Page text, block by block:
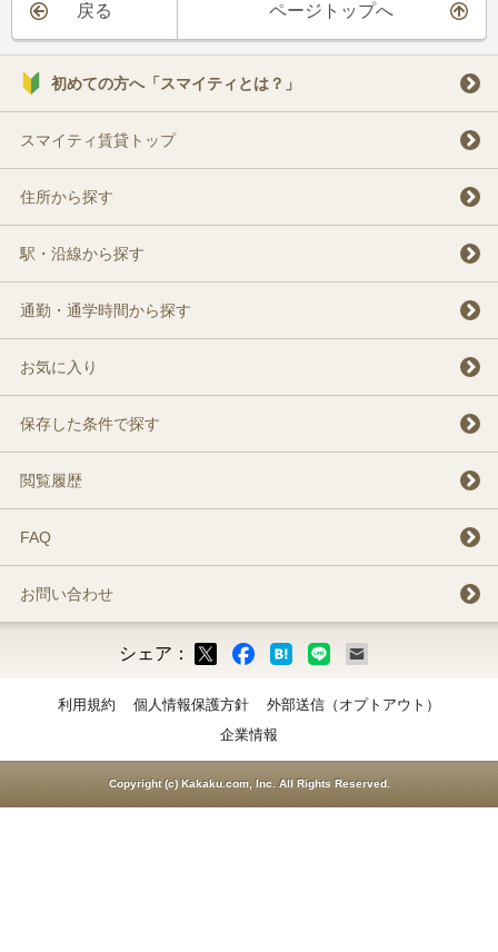
戻る ページトップへ
初めての方へ「スマイティとは？」
スマイティ賃貸トップ
住所から探す
駅・沿線から探す
通勤・通学時間から探す
お気に入り
保存した条件で探す
閲覧履歴
FAQ
お問い合わせ
シェア：
利用規約 個人情報保護方針
外部送信（オプトアウト）
企業情報
Copyright (c) Kakaku.com, Inc. All Rights Reserved.